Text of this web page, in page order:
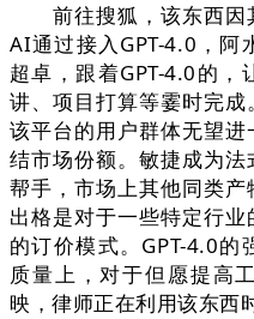
前往搜狐，该东西因
AI通过接入GPT-4.0，阿
超卓，跟着GPT-4.0的
讲、项目打算等霎时完成
该平台的用户群体无望
结市场份额。敏捷成为
帮手，市场上其他同类产
出格是对于一些特定行
的订价模式。GPT-4.0的
质量上，对于但愿提高
映，律师正在利用该东西